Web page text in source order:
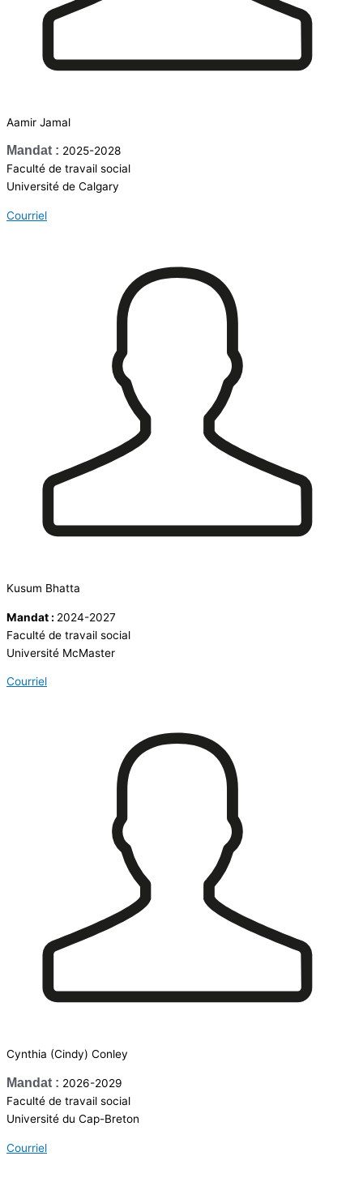
Aamir Jamal
Mandat : 2025-2028
Faculté de travail social
Université de Calgary
Courriel
Kusum Bhatta
Mandat : 2024-2027
Faculté de travail social
Université McMaster
Courriel
Cynthia (Cindy) Conley
Mandat : 2026-2029
Faculté de travail social
Université du Cap-Breton
Courriel